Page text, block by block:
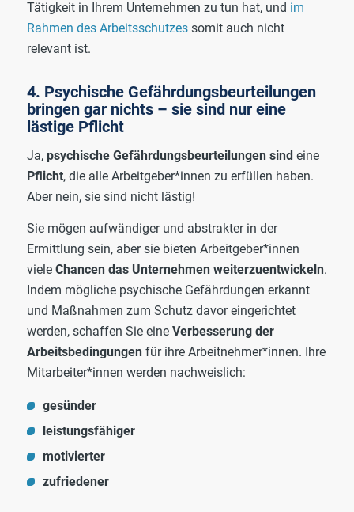
Tätigkeit in Ihrem Unternehmen zu tun hat, und im
Rahmen des Arbeitsschutzessomit auch nicht
relevant ist.
4. Psychische Gefährdungsbeurteilungen
bringen gar nichts – sie sind nur eine
lästige Pflicht
Ja, psychische Gefährdungsbeurteilungen sind eine
Pflicht, die alle Arbeitgeber*innen zu erfüllen haben.
Aber nein, sie sind nicht lästig!
Sie mögen aufwändiger und abstrakter in der
Ermittlung sein, aber sie bieten Arbeitgeber*innen
viele Chancen das Unternehmen weiterzuentwickeln.
Indem mögliche psychische Gefährdungen erkannt
und Maßnahmen zum Schutz davor eingerichtet
werden, schaffen Sie eine Verbesserung der
Arbeitsbedingungenfür ihre Arbeitnehmer*innen. Ihre
Mitarbeiter*innen werden nachweislich:
gesünder
leistungsfähiger
motivierter
zufriedener